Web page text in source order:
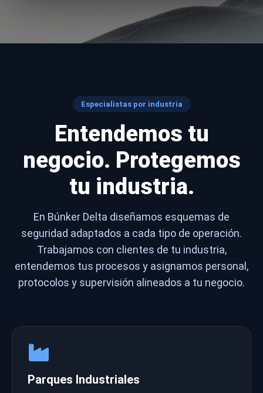
Especialistas por industria
Entendemos tu
negocio. Protegemos
tu industria.
En Búnker Delta diseñamos esquemas de
seguridad adaptados a cada tipo de operación.
Trabajamos con clientes de tu industria,
entendemos tus procesos y asignamos personal,
protocolos y supervisión alineados a tu negocio.
Parques Industriales